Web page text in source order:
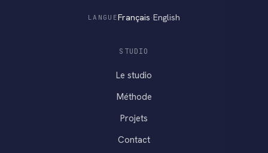
LANGUEFrançais·English
STUDIO
Le studio
Méthode
Projets
Contact